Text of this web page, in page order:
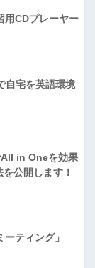
用CDプレーヤー
自宅を英語環境
All in Oneを効果
公開します！
ティング」